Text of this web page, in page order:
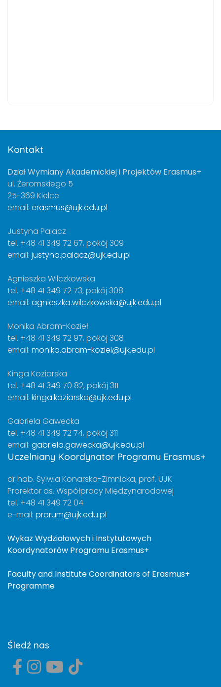
Kontakt
Dział Wymiany Akademickiej i Projektów Erasmus+
ul. Żeromskiego 5
25-369 Kielce
email: erasmus@ujk.edu.pl
Justyna Palacz
tel. +48 41 349 72 67, pokój 309
email: justyna.palacz@ujk.edu.pl
Agnieszka Wilczkowska
tel. +48 41 349 72 73, pokój 308
email: agnieszka.wilczkowska@ujk.edu.pl
Monika Abram-Kozieł
tel. +48 41 349 72 97, pokój 308
email: monika.abram-koziel@ujk.edu.pl
Kinga Koziarska
tel. +48 41 349 70 82, pokój 311
email: kinga.koziarska@ujk.edu.pl
Gabriela Gawęcka
tel. +48 41 349 72 74, pokój 311
email: gabriela.gawecka@ujk.edu.pl
Uczelniany Koordynator Programu Erasmus+
dr hab. Sylwia Konarska-Zimnicka, prof. UJK
Prorektor ds. Współpracy Międzynarodowej
tel. +48 41 349 72 04
e-mail: prorum@ujk.edu.pl
Wykaz Wydziałowych i Instytutowych
Koordynatorów Programu Erasmus+
Faculty and Institute Coordinators of Erasmus+
Programme
Śledź nas